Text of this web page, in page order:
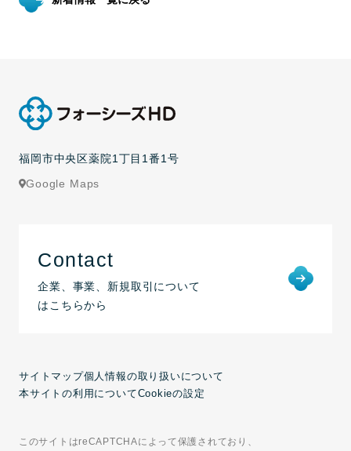
サイトマップ個人情報の取り扱いについて
本サイトの利用についてCookieの設定
福岡市中央区薬院1丁目1番1号
Google Maps
Contact
企業、事業、新規取引について
はこちらから
このサイトはreCAPTCHAによって保護されており、